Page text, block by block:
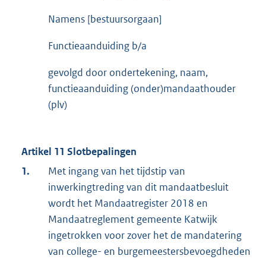
Namens [bestuursorgaan]
Functieaanduiding b/a
gevolgd door ondertekening, naam,
functieaanduiding (onder)mandaathouder
(plv)
Artikel 11 Slotbepalingen
1.
Met ingang van het tijdstip van
inwerkingtreding van dit mandaatbesluit
wordt het Mandaatregister 2018 en
Mandaatreglement gemeente Katwijk
ingetrokken voor zover het de mandatering
van college- en burgemeestersbevoegdheden